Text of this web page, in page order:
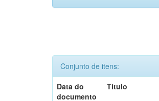
Conjunto de itens:
Data do
documento
Título